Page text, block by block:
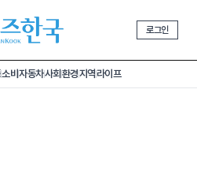
로그인
소비 자동차사회환경지역라이프